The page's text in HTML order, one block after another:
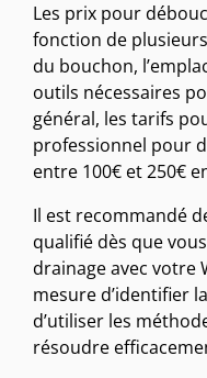
Les prix pour
fonction de
du bouchon,
outils nécessaires
général, les tarifs
professionnel pour
entre 100€ et 250€
Il est recommandé
qualifié dès que
drainage avec votre
mesure d’identifier
d’utiliser les
résoudre